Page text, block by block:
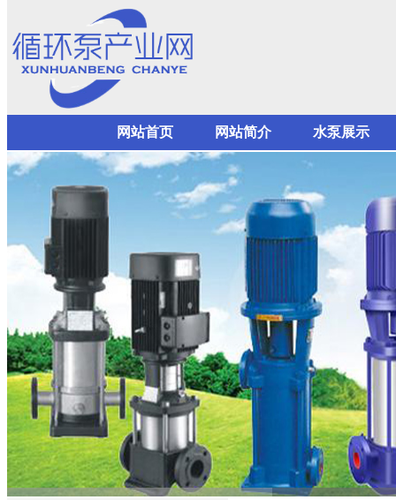
网站首页 网站简介 水泵展示